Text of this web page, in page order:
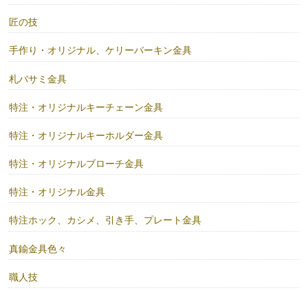
匠の技
手作り・オリジナル、ケリーバーキン金具
札バサミ金具
特注・オリジナルキーチェーン金具
特注・オリジナルキーホルダー金具
特注・オリジナルブローチ金具
特注・オリジナル金具
特注ホック、カシメ、引き手、プレート金具
真鍮金具色々
職人技